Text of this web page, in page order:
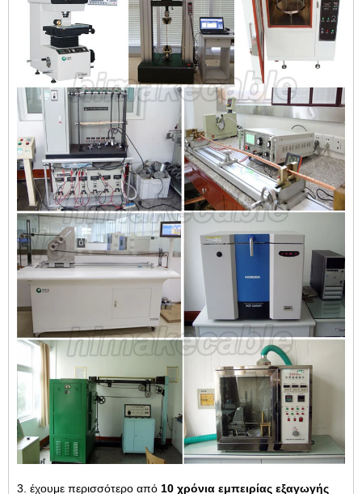
3. έχουμε περισσότερο από 10 χρόνια εμπειρίας εξαγωγής